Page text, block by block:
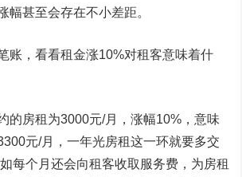
幅甚至会存在不小差距。
，看看租金涨10%对租客意味着什
房租为3000元/月，涨幅10%，意味
元/月，一年光房租这一环就要多交
每个月还会向租客收取服务费，为房租